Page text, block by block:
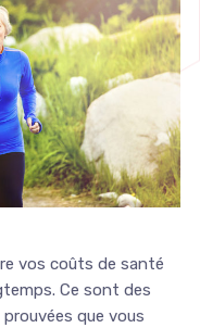
vos coûts de santé
Ce sont des
que vous